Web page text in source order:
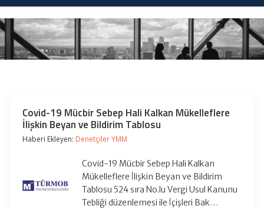
Covid-19 Mücbir Sebep Hali Kalkan Mükelleflere
İlişkin Beyan ve Bildirim Tablosu
Haberi Ekleyen: Denetçiler YMM
Covid-19 Mücbir Sebep Hali Kalkan
Mükelleflere İlişkin Beyan ve Bildirim
Tablosu 524 sıra No.lu Vergi Usul Kanunu
Tebliği düzenlemesi ile İçişleri Bak…